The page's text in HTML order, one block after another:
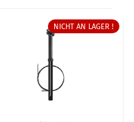
NICHT AN LAGER !